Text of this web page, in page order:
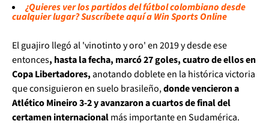
¿Quieres ver los partidos del fútbol colombiano desde
cualquier lugar? Suscríbete aquí a Win Sports Online
El guajiro llegó al 'vinotinto y oro' en 2019 y desde ese
entonces, hasta la fecha, marcó 27 goles, cuatro de ellos en
Copa Libertadores,anotando doblete en la histórica victoria
que consiguieron en suelo brasileño,donde vencieron a
Atlético Mineiro 3-2 y avanzaron a cuartos de final del
certamen internacionalmás importante en Sudamérica.